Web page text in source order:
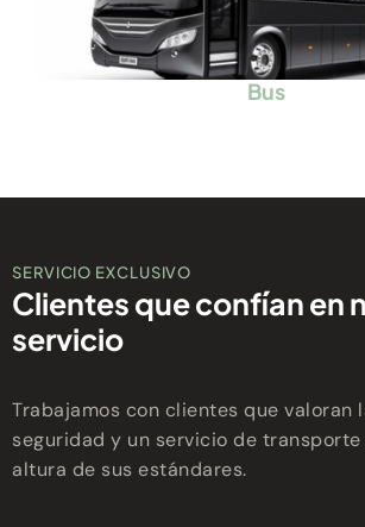
Bus
SERVICIO EXCLUSIVO
Clientes que confían en
servicio
Trabajamos con clientes que valoran
seguridad y un servicio de
altura de sus estándares.